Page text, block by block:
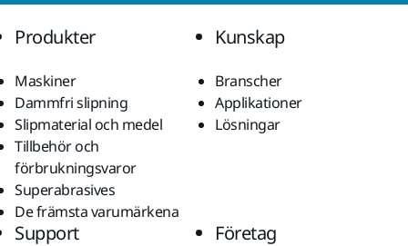
Produkter
Maskiner
Dammfri slipning
Slipmaterial och medel
Tillbehör och
förbrukningsvaror
Superabrasives
De främsta varumärkena
Kunskap
Branscher
Applikationer
Lösningar
Support Företag